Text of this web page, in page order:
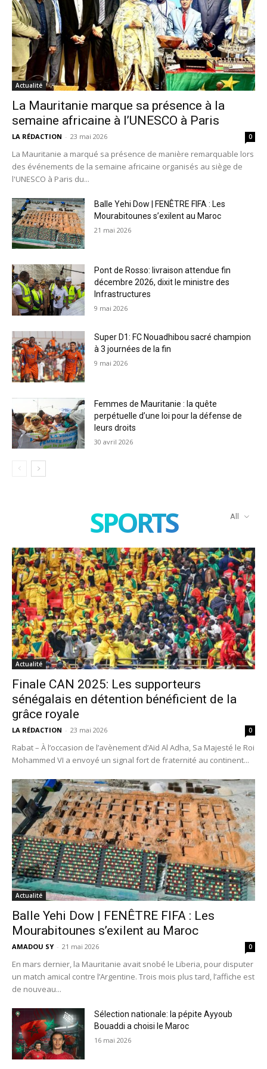
Actualité
La Mauritanie marque sa présence à la
semaine africaine à l’UNESCO à Paris
LA RÉDACTION - 23 mai 2026 0
La Mauritanie a marqué sa présence de manière remarquable lors
des événements de la semaine africaine organisés au siège de
l'UNESCO à Paris du...
Balle Yehi Dow | FENÊTRE FIFA : Les
Mourabitounes s’exilent au Maroc
21 mai 2026
Pont de Rosso: livraison attendue fin
décembre 2026, dixit le ministre des
Infrastructures
9 mai 2026
Super D1: FC Nouadhibou sacré champion
à 3 journées de la fin
9 mai 2026
Femmes de Mauritanie : la quête
perpétuelle d’une loi pour la défense de
leurs droits
30 avril 2026
SPORTS All
Actualité
Finale CAN 2025: Les supporteurs
sénégalais en détention bénéficient de la
grâce royale
LA RÉDACTION - 23 mai 2026 0
Rabat – À l’occasion de l’avènement d’Aïd Al Adha, Sa Majesté le Roi
Mohammed VI a envoyé un signal fort de fraternité au continent...
Actualité
Balle Yehi Dow | FENÊTRE FIFA : Les
Mourabitounes s’exilent au Maroc
AMADOU SY - 21 mai 2026 0
En mars dernier, la Mauritanie avait snobé le Liberia, pour disputer
un match amical contre l’Argentine. Trois mois plus tard, l’affiche est
de nouveau...
Sélection nationale: la pépite Ayyoub
Bouaddi a choisi le Maroc
16 mai 2026